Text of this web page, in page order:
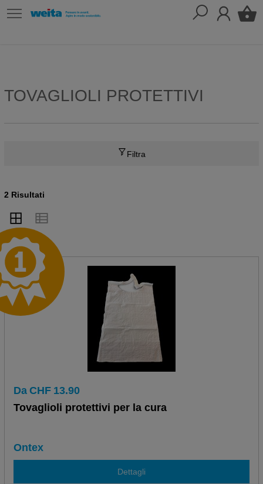
TOVAGLIOLI PROTETTIVI
Filtra
2 Risultati
Da CHF 13.90
Tovaglioli protettivi per la cura
Ontex
Dettagli